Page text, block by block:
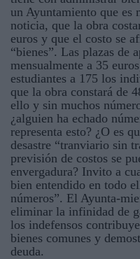
un Ayuntamiento que es
noticia, que la obra
euros y que el costo se
“bienes”. Las plazas de
mensualmente a 35
estudiantes a 175 los
que la obra constará de
ello y sin muchos
¿alguien ha echado
representa esto? ¿O es
desastre “tranviario sin
previsión de costos se
envergadura? Invito a
bien entendido en todo
números”. El Ayunta-
eliminar la infinidad de
los indefensos
bienes comunes y
deuda.